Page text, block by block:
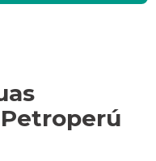
Petroperú